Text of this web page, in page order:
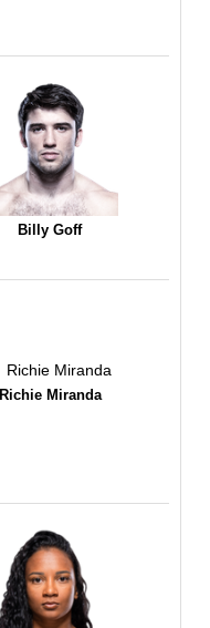
Billy Goff
Richie Miranda